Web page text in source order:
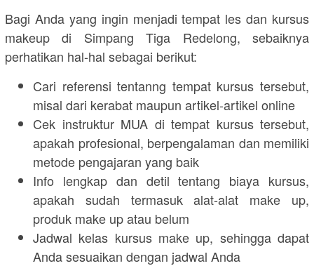
Bagi Anda yang ingin menjadi tempat les dan kursus
makeup di Simpang Tiga Redelong, sebaiknya
perhatikan hal-hal sebagai berikut:
Cari referensi tentanng tempat kursus tersebut,
misal dari kerabat maupun artikel-artikel online
Cek instruktur MUA di tempat kursus tersebut,
apakah profesional, berpengalaman dan memiliki
metode pengajaran yang baik
Info lengkap dan detil tentang biaya kursus,
apakah sudah termasuk alat-alat make up,
produk make up atau belum
Jadwal kelas kursus make up, sehingga dapat
Anda sesuaikan dengan jadwal Anda